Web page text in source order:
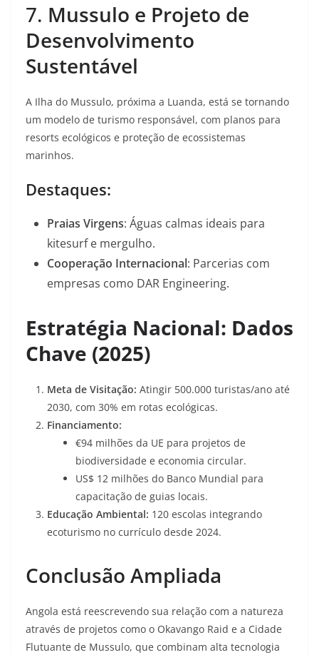
7. Mussulo e Projeto de
Desenvolvimento
Sustentável
A Ilha do Mussulo, próxima a Luanda, está se tornando
um modelo de turismo responsável, com planos para
resorts ecológicos e proteção de ecossistemas
marinhos.
Destaques:
Praias Virgens: Águas calmas ideais para
kitesurf e mergulho.
Cooperação Internacional: Parcerias com
empresas como DAR Engineering.
Estratégia Nacional: Dados
Chave (2025)
Meta de Visitação: Atingir 500.000 turistas/ano até
2030, com 30% em rotas ecológicas.
Financiamento:
€94 milhões da UE para projetos de
biodiversidade e economia circular.
US$ 12 milhões do Banco Mundial para
capacitação de guias locais.
Educação Ambiental: 120 escolas integrando
ecoturismo no currículo desde 2024.
Conclusão Ampliada
Angola está reescrevendo sua relação com a natureza
através de projetos como o Okavango Raid e a Cidade
Flutuante de Mussulo, que combinam alta tecnologia